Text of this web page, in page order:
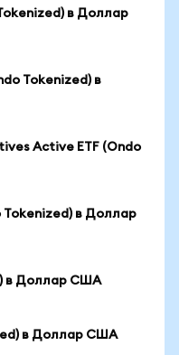
в Доллар
Tokenized) в
Active ETF (Ondo
Tokenized) в Доллар
в Доллар США
в Доллар США